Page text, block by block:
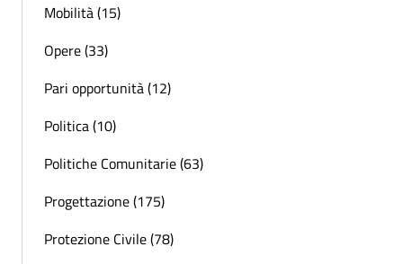
Mobilità (15)
Opere (33)
Pari opportunità (12)
Politica (10)
Politiche Comunitarie (63)
Progettazione (175)
Protezione Civile (78)